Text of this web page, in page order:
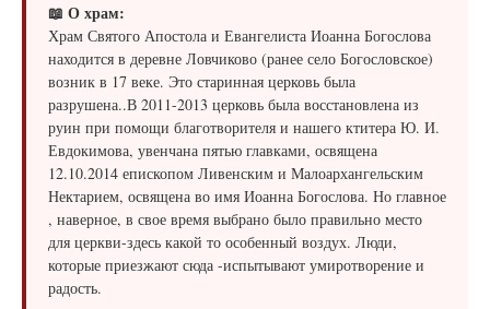
📖 О храм:
Храм Святого Апостола и Евангелиста Иоанна Богослова
находится в деревне Ловчиково (ранее село Богословское)
возник в 17 веке. Это старинная церковь была
разрушена..В 2011-2013 церковь была восстановлена из
руин при помощи благотворителя и нашего ктитера Ю. И.
Евдокимова, увенчана пятью главками, освящена
12.10.2014 епископом Ливенским и Малоархангельским
Нектарием, освящена во имя Иоанна Богослова. Но главное
, наверное, в свое время выбрано было правильно место
для церкви-здесь какой то особенный воздух. Люди,
которые приезжают сюда -испытывают умиротворение и
радость.